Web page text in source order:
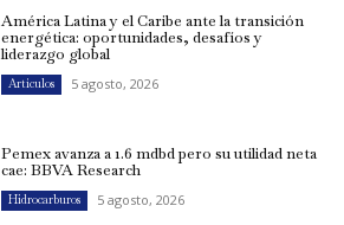
América Latina y el Caribe ante la transición
energética: oportunidades, desafíos y
liderazgo global
Artículos 5 agosto, 2026
Pemex avanza a 1.6 mdbd pero su utilidad neta
cae: BBVA Research
Hidrocarburos 5 agosto, 2026